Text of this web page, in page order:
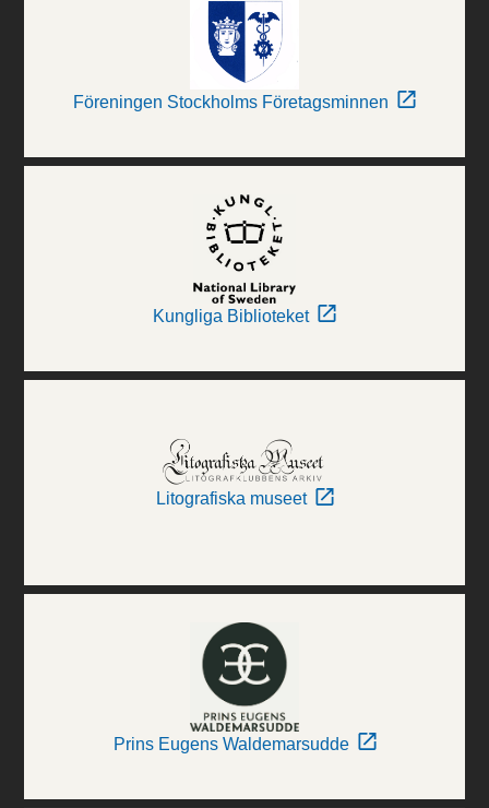
Föreningen Stockholms Företagsminnen
Kungliga Biblioteket
Litografiska museet
Prins Eugens Waldemarsudde